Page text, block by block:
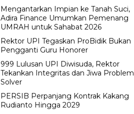
Mengantarkan Impian ke Tanah Suci,
Adira Finance Umumkan Pemenang
UMRAH untuk Sahabat 2026
Rektor UPI Tegaskan ProBidik Bukan
Pengganti Guru Honorer
999 Lulusan UPI Diwisuda, Rektor
Tekankan Integritas dan Jiwa Problem
Solver
PERSIB Perpanjang Kontrak Kakang
Rudianto Hingga 2029